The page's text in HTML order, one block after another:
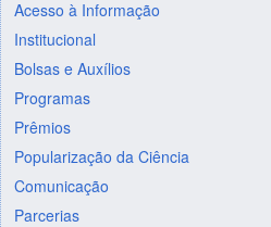
Acesso à Informação
Institucional
Bolsas e Auxílios
Programas
Prêmios
Popularização da Ciência
Comunicação
Parcerias